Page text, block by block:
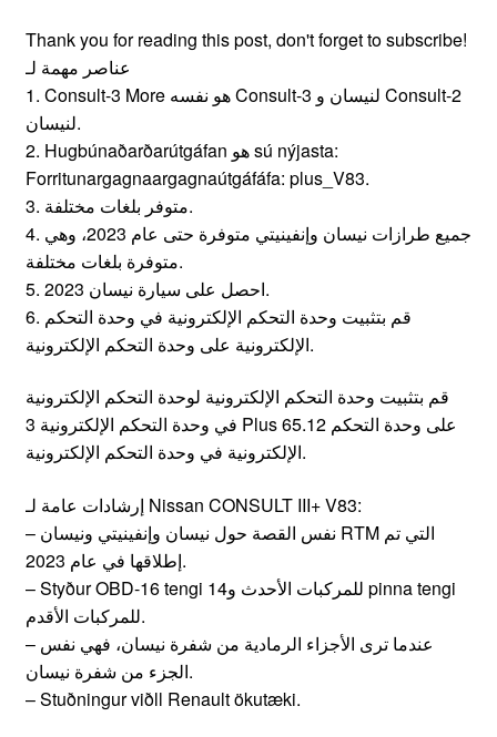
Thank you for reading this post, don't forget to subscribe!
عناصر مهمة لـ
1. Consult-3 More هو نفسه Consult-3 لنيسان و Consult-2
لنيسان.
2. Hugbúnaðarðarútgáfan هو sú nýjasta:
Forritunargagnaargagnaútgáfáfa: plus_V83.
3. متوفر بلغات مختلفة.
4. جميع طرازات نيسان وإنفينيتي متوفرة حتى عام 2023، وهي
متوفرة بلغات مختلفة.
5. احصل على سيارة نيسان 2023.
6. قم بتثبيت وحدة التحكم الإلكترونية في وحدة التحكم
الإلكترونية على وحدة التحكم الإلكترونية.
قم بتثبيت وحدة التحكم الإلكترونية لوحدة التحكم الإلكترونية
في وحدة التحكم الإلكترونية 3 Plus 65.12 على وحدة التحكم
الإلكترونية في وحدة التحكم الإلكترونية.
إرشادات عامة لـ Nissan CONSULT III+ V83:
– نفس القصة حول نيسان وإنفينيتي ونيسان RTM التي تم
إطلاقها في عام 2023.
– Styður OBD-16 tengi للمركبات الأحدث و14 pinna tengi
للمركبات الأقدم.
– عندما ترى الأجزاء الرمادية من شفرة نيسان، فهي نفس
الجزء من شفرة نيسان.
– Stuðningur viðll Renault ökutæki.